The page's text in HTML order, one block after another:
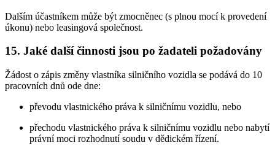
Dalším účastníkem může být zmocněnec (s plnou mocí k provedení
úkonu) nebo leasingová společnost.
15. Jaké další činnosti jsou po žadateli požadovány
Žádost o zápis změny vlastníka silničního vozidla se podává do 10
pracovních dnů ode dne:
převodu vlastnického práva k silničnímu vozidlu, nebo
přechodu vlastnického práva k silničnímu vozidlu nebo nabytí
právní moci rozhodnutí soudu v dědickém řízení.